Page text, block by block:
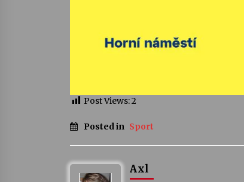
Post Views:2
Posted in Sport
Axl